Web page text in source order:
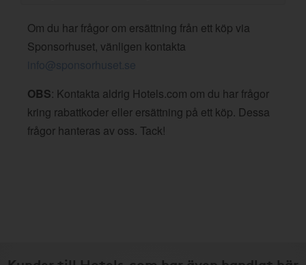
Om du har frågor om ersättning från ett köp via
Sponsorhuset, vänligen kontakta
info@sponsorhuset.se
OBS: Kontakta aldrig Hotels.com om du har frågor
kring rabattkoder eller ersättning på ett köp. Dessa
frågor hanteras av oss. Tack!